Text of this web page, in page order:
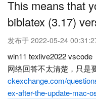
This means that
biblatex (3.17)
发布于 2022-05-24
win11 texlive2022 vscode
网络回答不太清楚，只是
ckexchange.com/
ex-after-the-update-mac-